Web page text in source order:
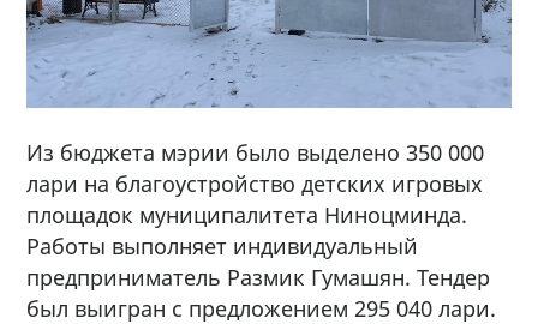
Из бюджета мэрии было выделено 350 000
лари на благоустройство детских игровых
площадок муниципалитета Ниноцминда.
Работы выполняет индивидуальный
предприниматель Размик Гумашян. Тендер
был выигран с предложением 295 040 лари.